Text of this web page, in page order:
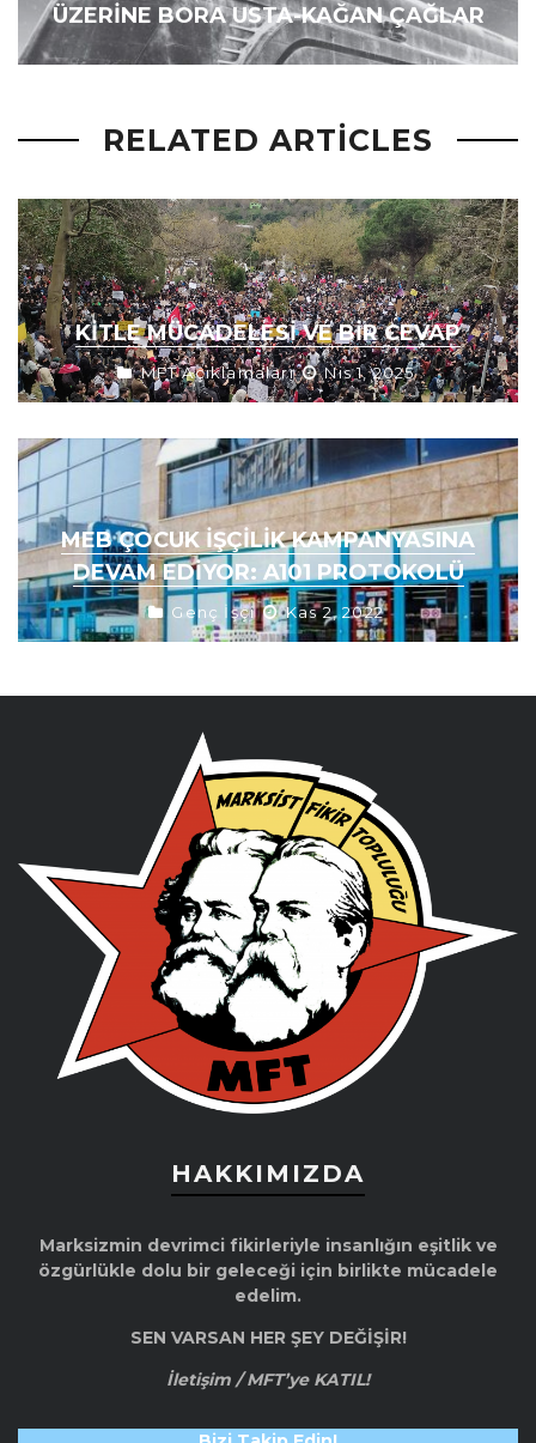
ÜZERİNE BORA USTA-KAĞAN ÇAĞLAR
RELATED ARTICLES
KITLE MÜCADELESI VE BIR CEVAP
MFT Açıklamaları Nis 1, 2025
MEB ÇOCUK İŞÇILIK KAMPANYASINA
DEVAM EDIYOR: A101 PROTOKOLÜ
Genç İşçi Kas 2, 2022
HAKKIMIZDA
Marksizmin devrimci fikirleriyle insanlığın eşitlik ve
özgürlükle dolu bir geleceği için birlikte mücadele
edelim.
SEN VARSAN HER ŞEY DEĞİŞİR!
İletişim / MFT’ye KATIL!